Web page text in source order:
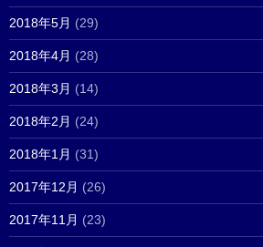
2018年5月 (29)
2018年4月 (28)
2018年3月 (14)
2018年2月 (24)
2018年1月 (31)
2017年12月 (26)
2017年11月 (23)